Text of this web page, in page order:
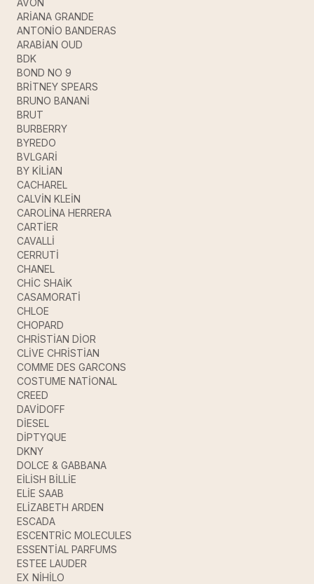
AVON
ARİANA GRANDE
ANTONİO BANDERAS
ARABİAN OUD
BDK
BOND NO 9
BRİTNEY SPEARS
BRUNO BANANİ
BRUT
BURBERRY
BYREDO
BVLGARİ
BY KİLİAN
CACHAREL
CALVİN KLEİN
CAROLİNA HERRERA
CARTİER
CAVALLİ
CERRUTİ
CHANEL
CHİC SHAİK
CASAMORATİ
CHLOE
CHOPARD
CHRİSTİAN DİOR
CLİVE CHRİSTİAN
COMME DES GARCONS
COSTUME NATİONAL
CREED
DAVİDOFF
DİESEL
DİPTYQUE
DKNY
DOLCE & GABBANA
EİLİSH BİLLİE
ELİE SAAB
ELİZABETH ARDEN
ESCADA
ESCENTRİC MOLECULES
ESSENTİAL PARFUMS
ESTEE LAUDER
EX NİHİLO